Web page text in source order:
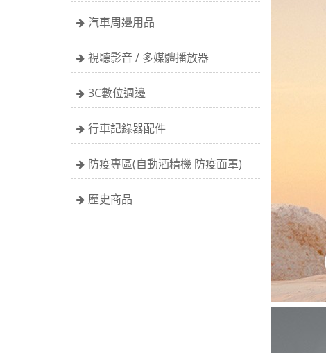
汽車周邊用品
視聽影音 / 多媒體播放器
3C數位週邊
行車記錄器配件
防疫專區(自動酒精機 防疫面罩)
歷史商品